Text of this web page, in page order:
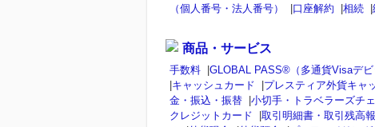
（個人番号・法人番号）
|口座解約 |相続 |
商品・サービス
手数料 |GLOBAL PASS®（多通貨Visaデビ
|キャッシュカード |プレスティア外貨キャ
金・振込・振替 |小切手・トラベラーズチ
クレジットカード
|取引明細書・取引残高